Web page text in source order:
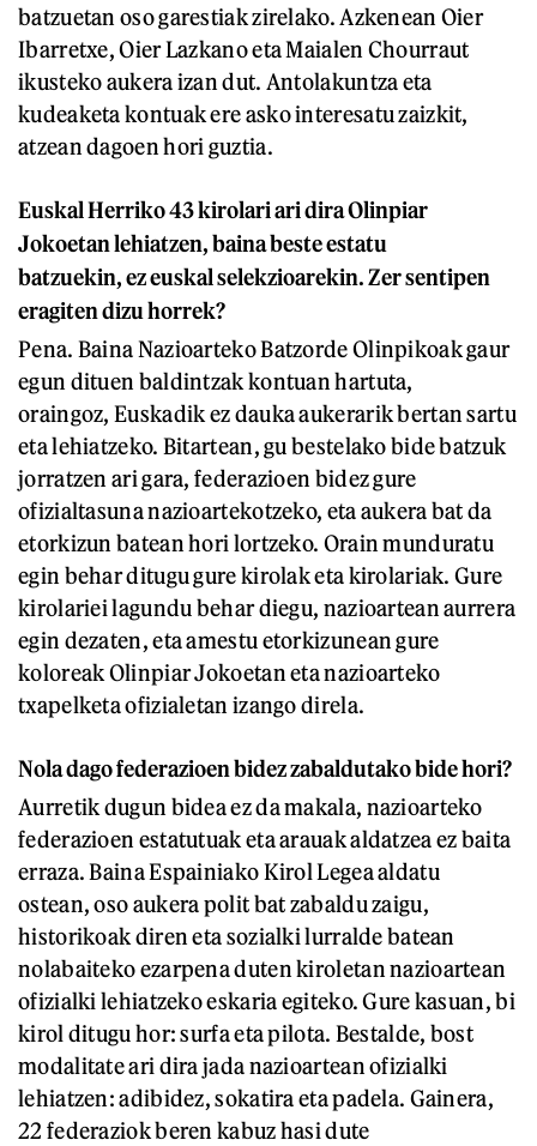
batzuetan oso garestiak zirelako. Azkenean Oier
Ibarretxe, Oier Lazkano eta Maialen Chourraut
ikusteko aukera izan dut. Antolakuntza eta
kudeaketa kontuak ere asko interesatu zaizkit,
atzean dagoen hori guztia.
Euskal Herriko 43 kirolari ari dira Olinpiar
Jokoetan lehiatzen, baina beste estatu
batzuekin, ez euskal selekzioarekin. Zer sentipen
eragiten dizu horrek?
Pena. Baina Nazioarteko Batzorde Olinpikoak gaur
egun dituen baldintzak kontuan hartuta,
oraingoz, Euskadik ez dauka aukerarik bertan sartu
eta lehiatzeko. Bitartean, gu bestelako bide batzuk
jorratzen ari gara, federazioen bidez gure
ofizialtasuna nazioartekotzeko, eta aukera bat da
etorkizun batean hori lortzeko. Orain munduratu
egin behar ditugu gure kirolak eta kirolariak. Gure
kirolariei lagundu behar diegu, nazioartean aurrera
egin dezaten, eta amestu etorkizunean gure
koloreak Olinpiar Jokoetan eta nazioarteko
txapelketa ofizialetan izango direla.
Nola dago federazioen bidez zabaldutako bide hori?
Aurretik dugun bidea ez da makala, nazioarteko
federazioen estatutuak eta arauak aldatzea ez baita
erraza. Baina Espainiako Kirol Legea aldatu
ostean, oso aukera polit bat zabaldu zaigu,
historikoak diren eta sozialki lurralde batean
nolabaiteko ezarpena duten kiroletan nazioartean
ofizialki lehiatzeko eskaria egiteko. Gure kasuan, bi
kirol ditugu hor: surfa eta pilota. Bestalde, bost
modalitate ari dira jada nazioartean ofizialki
lehiatzen: adibidez, sokatira eta padela. Gainera,
22 federaziok beren kabuz hasi dute